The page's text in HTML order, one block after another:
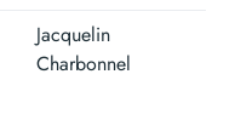
Jacquelin
Charbonnel